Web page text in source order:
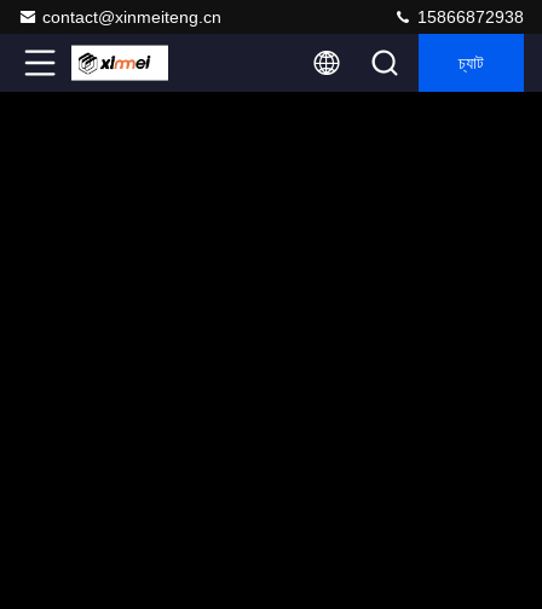
contact@xinmeiteng.cn 15866872938
চ্যাট